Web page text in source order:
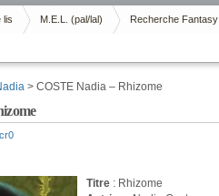
lis M.E.L. (pal/lal) Recherche Fantasy
> COSTE Nadia – Rhizome
Titre : Rhizome